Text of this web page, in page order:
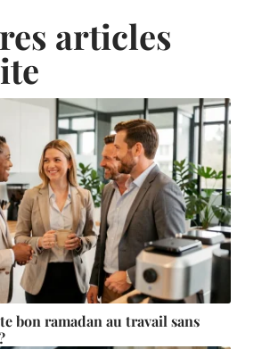
articles
bon ramadan au travail sans